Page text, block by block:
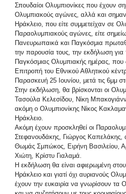
Σπουδαίοι Ολυμπιονίκες που έχουν
Ολυμπιακούς αγώνες, αλλά και
Ηράκλειο, που είτε συμμετείχαν σε
Παραολυμπιακούς αγώνες, είτε
Πανευρωπαικά και Παγκόσμια
την παρουσία τους, την εκδήλωση για
Παγκόσμιας Ολυμπιακής ημέρας, που
Επιτροπή του Εθνικού Αθλητικού
Παρασκευή 25 Ιουνίου, μετά τις 6μμ
Στην εκδήλωση, θα βρίσκονται οι
Τασούλα Κελεσίδου, Νίκη
ακόμη ο Ολυμπιονίκης Νίκος
Ηράκλειο.
Ακόμη έχουν προσκληθεί οι
Στεφανουδάκης, Γιώργος Καπελάκης,
Θωμάς Σμπώκος, Ειρήνη Βασιλείου,
Χιώτη, Κρίστυ Γιαλαμά.
Η εκδήλωση θα είναι αφιερωμένη
Ηράκλειο και γιατί όχι αυριανούς
έχουν την ευκαιρία να γνωρίσουν